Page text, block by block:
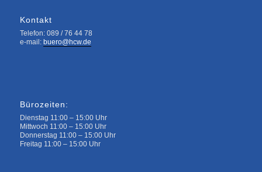
Kontakt
Telefon: 089 / 76 44 78
e-mail: buero@hcw.de
Bürozeiten:
Dienstag 11:00 – 15:00 Uhr
Mittwoch 11:00 – 15:00 Uhr
Donnerstag 11:00 – 15:00 Uhr
Freitag 11:00 – 15:00 Uhr